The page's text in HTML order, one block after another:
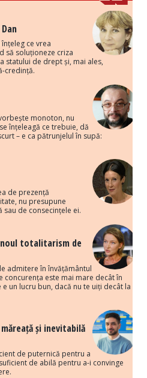
ce vrea
să soluționeze criza
statului de drept și, mai ales,
credință.
monoton, nu
înțeleagă ce trebuie, dă
– e ca pătrunjelul în supă:
de prezență
nu presupune
de consecințele ei.
noul totalitarism de
admitere în învățământul
concurența este mai mare decât în
un lucru bun, dacă nu te uiți decât la
și inevitabilă
de puternică pentru a
de abilă pentru a-i convinge